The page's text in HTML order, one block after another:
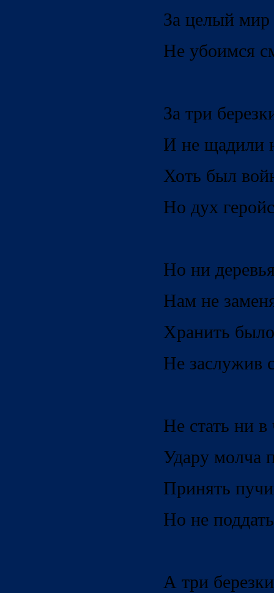
За целый мир
Не убоимся
За три
И не щадили
Хоть был
Но дух
Но ни
Нам не
Хранить
Не заслужив
Не стать ни
Удару молча
Принять
Но не
А три